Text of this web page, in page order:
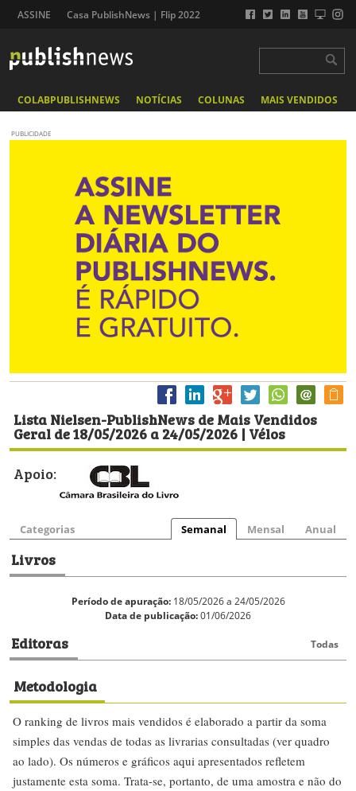
ASSINE Casa PublishNews | Flip 2022
COLABPUBLISHNEWS NOTÍCIAS COLUNAS MAIS VENDIDOS
PUBLICIDADE
Lista Nielsen-PublishNews de Mais Vendidos
Geral de 18/05/2026 a 24/05/2026 | Vélos
Apoio:
Categorias Semanal Mensal Anual
Livros
Período de apuração:18/05/2026 a 24/05/2026
Data de publicação:01/06/2026
Editoras Todas
Metodologia
O ranking de livros mais vendidos é elaborado a partir da soma
simples das vendas de todas as livrarias consultadas (ver quadro
ao lado). Os números e gráficos aqui apresentados refletem
justamente esta soma. Trata-se, portanto, de uma amostra e não do